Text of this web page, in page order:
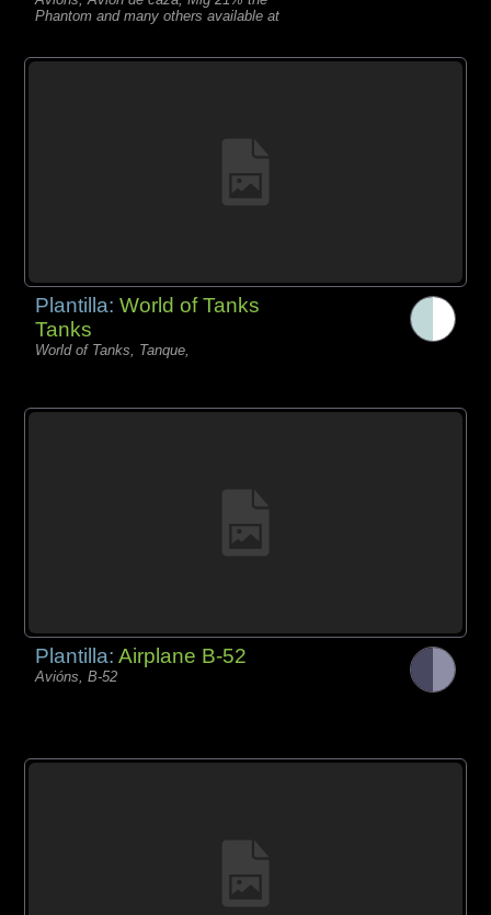
Phantom and many others available at
Plantilla:World of Tanks
Tanks
World of Tanks, Tanque,
Plantilla:Airplane B-52
Avións, B-52